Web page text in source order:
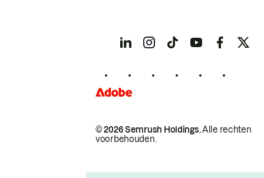
© 2026 Semrush Holdings.Alle rechten
voorbehouden.